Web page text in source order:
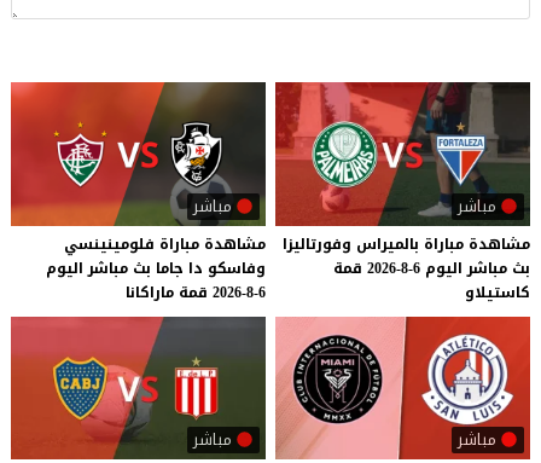
مباشر
مشاهدة مباراة بالميراس وفورتاليزا
بث مباشر اليوم 6-8-2026
قمة
كاستيلاو
مباشر
مشاهدة مباراة فلومينينسي
وفاسكو دا جاما بث مباشر اليوم
6-8-2026
قمة ماراكانا
مباشر مباشر